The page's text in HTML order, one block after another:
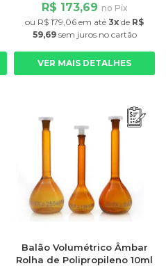
R$ 173,69 no Pix
ou R$ 179,06 em até 3x de R$
59,69 sem jurosno cartão
VER MAIS DETALHES
Balão Volumétrico Âmbar
Rolha de Polipropileno 10ml